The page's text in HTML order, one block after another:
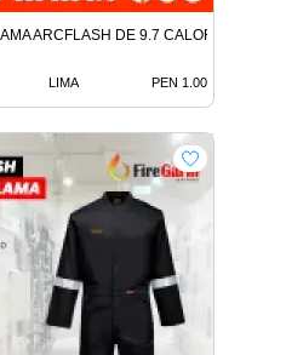
ARCFLASH DE 9.7 CALORIAS
LIMA PEN 1.00